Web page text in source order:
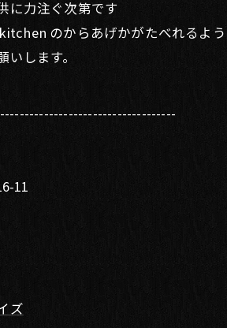
に力注ぐ次第です
のからあげかがたべれるよ
します。
11
ズ